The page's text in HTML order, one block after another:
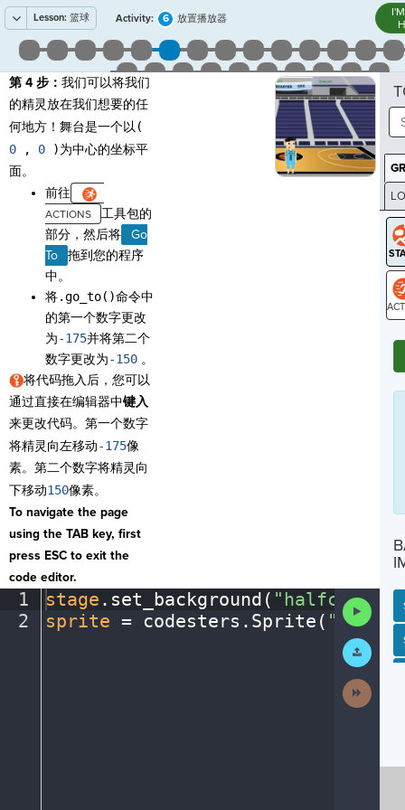
Lesson: 篮球 Activity: 6 放置播放器
第 4 步： 我们可以将我们
的精灵放在我们想要的任
何地方！舞台是一个以 (
0 , 0 )为中心的坐标平
面。
前往
工具包的
部分，然后将
Go
To
拖到您的程序
中。
将.go_to()命令中
的第一个数字更改
为-175并将第二个
数字更改为-150 。
将代码拖入后，您可以
通过直接在编辑器中键入
来更改代码。第一个数字
将精灵向左移动-175像
素。第二个数字将精灵向
下移动150像素。
To navigate the page
using the TAB key, first
press ESC to exit the
code editor.
1
2
stage . set_background( "halfcourt"
sprite = codesters . Sprite(
Code
Work
Activity